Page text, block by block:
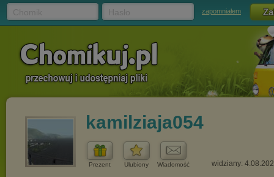
zapomniałem
kamilziaja054
Prezent Ulubiony Wiadomość widziany: